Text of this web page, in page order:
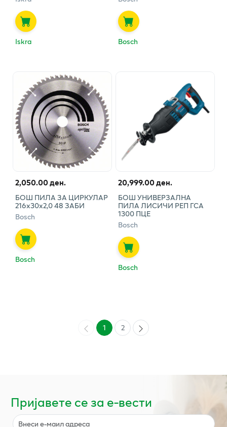
Iskra Bosch
2,050.00 ден.
БОШ ПИЛА ЗА ЦИРКУЛАР
216х30х2,0 48 ЗАБИ
Bosch
Bosch
20,999.00 ден.
БОШ УНИВЕРЗАЛНА
ПИЛА ЛИСИЧИ РЕП ГСА
1300 ПЦЕ
Bosch
Bosch
1 2
Пријавете се за е-вести